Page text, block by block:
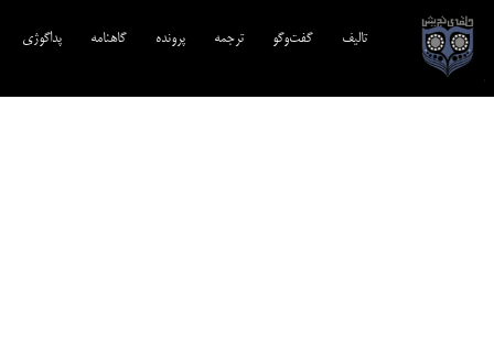
تالیف‎‌ گفت‌وگو ترجمه‌ پرونده گاهنامه پداگوژی